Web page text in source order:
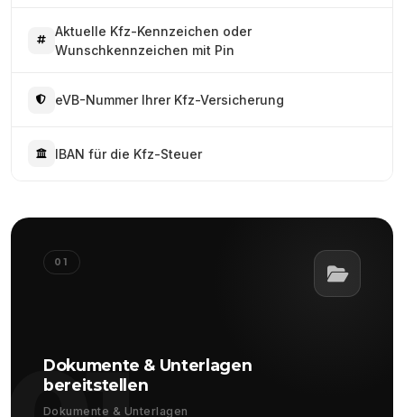
Aktuelle Kfz-Kennzeichen oder
Wunschkennzeichen mit Pin
eVB-Nummer Ihrer Kfz-Versicherung
IBAN für die Kfz-Steuer
01
Dokumente & Unterlagen
bereitstellen
Dokumente & Unterlagen